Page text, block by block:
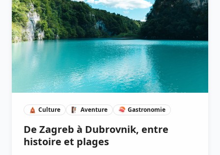
🛕 Culture 🧗🏽 Aventure 🍣 Gastronomie
De Zagreb à Dubrovnik, entre
histoire et plages